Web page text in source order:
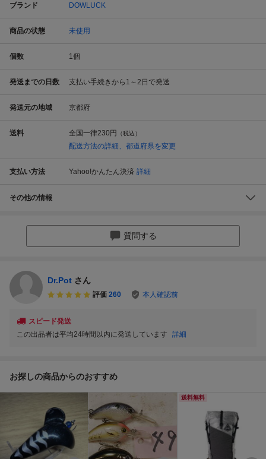
ブランド DOWLUCK
商品の状態 未使用
個数 1個
発送までの日数 支払い手続きから1～2日で発送
発送元の地域 京都府
送料 全国一律230円 （税込）
配送方法の詳細、都道府県を変更
支払い方法 Yahoo!かんたん決済 詳細
その他の情報
質問する
Dr.Pot さん
評価 260 本人確認前
スピード発送
この出品者は平均24時間以内に発送しています
詳細
お探しの商品からのおすすめ
送料無料